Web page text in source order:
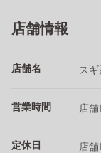
店舗情報
店舗名 ス
営業時間 店
定休日 店